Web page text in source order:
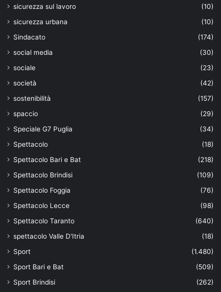
sicurezza sul lavoro
(10)
sicurezza urbana
(10)
Sindacato
(174)
social media
(30)
sociale
(23)
società
(42)
sostenibilità
(157)
spaccio
(29)
Speciale G7 Puglia
(34)
Spettacolo
(18)
Spettacolo Bari e Bat
(218)
Spettacolo Brindisi
(109)
Spettacolo Foggia
(76)
Spettacolo Lecce
(98)
Spettacolo Taranto
(640)
spettacolo Valle D'Itria
(18)
Sport
(1.480)
Sport Bari e Bat
(509)
Sport Brindisi
(262)